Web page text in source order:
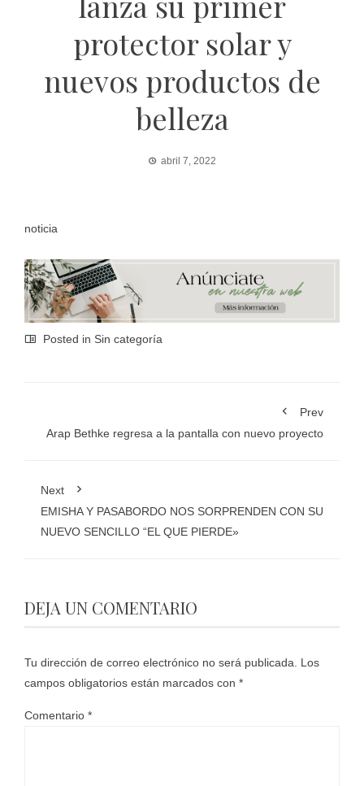
protector solar y
nuevos productos de
belleza
abril 7, 2022
noticia
Posted in Sin categoría
Prev
Arap Bethke regresa a la pantalla con nuevo proyecto
Next
EMISHA Y PASABORDO NOS SORPRENDEN CON SU
NUEVO SENCILLO “EL QUE PIERDE»
DEJA UN COMENTARIO
Tu dirección de correo electrónico no será publicada.
Los
campos obligatorios están marcados con *
Comentario *